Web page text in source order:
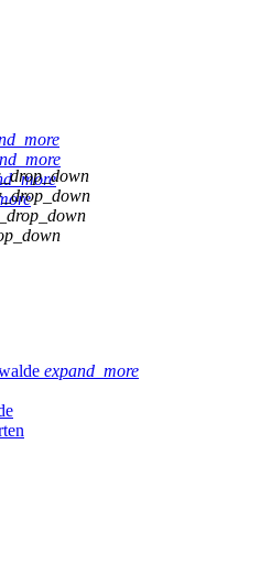
expand_more